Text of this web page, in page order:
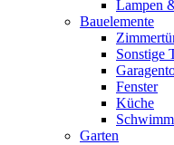
Lampen
Bauelemente
Sonstige
Fenster
Küche
Garten